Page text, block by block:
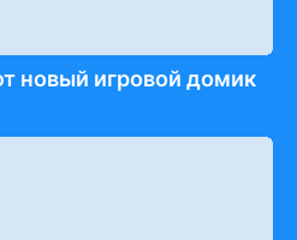
новый игровой домик